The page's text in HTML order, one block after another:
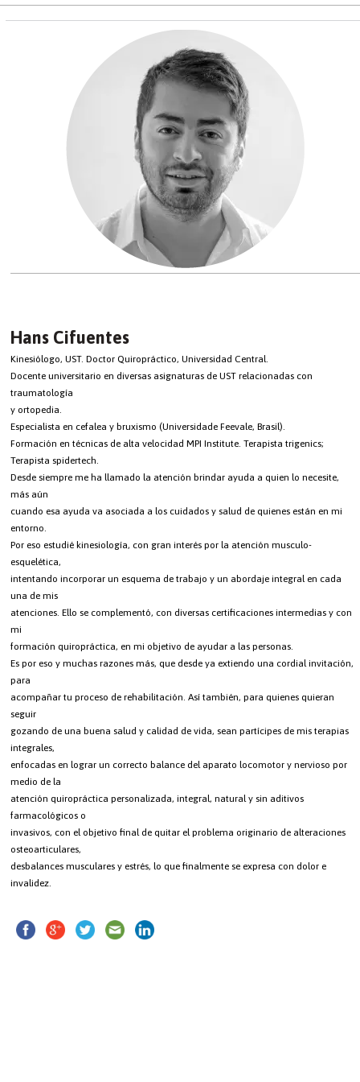
Hans Cifuentes
Kinesiólogo, UST. Doctor Quiropráctico, Universidad Central.
Docente universitario en diversas asignaturas de UST relacionadas con
traumatología
y ortopedia.
Especialista en cefalea y bruxismo (Universidade Feevale, Brasil).
Formación en técnicas de alta velocidad MPI Institute. Terapista trigenics;
Terapista spidertech.
Desde siempre me ha llamado la atención brindar ayuda a quien lo necesite,
más aún
cuando esa ayuda va asociada a los cuidados y salud de quienes están en mi
entorno.
Por eso estudié kinesiología, con gran interés por la atención musculo-
esquelética,
intentando incorporar un esquema de trabajo y un abordaje integral en cada
una de mis
atenciones. Ello se complementó, con diversas certificaciones intermedias y con
mi
formación quiropráctica, en mi objetivo de ayudar a las personas.
Es por eso y muchas razones más, que desde ya extiendo una cordial invitación,
para
acompañar tu proceso de rehabilitación. Así también, para quienes quieran
seguir
gozando de una buena salud y calidad de vida, sean partícipes de mis terapias
integrales,
enfocadas en lograr un correcto balance del aparato locomotor y nervioso por
medio de la
atención quiropráctica personalizada, integral, natural y sin aditivos
farmacológicos o
invasivos, con el objetivo final de quitar el problema originario de alteraciones
osteoarticulares,
desbalances musculares y estrés, lo que finalmente se expresa con dolor e
invalidez.